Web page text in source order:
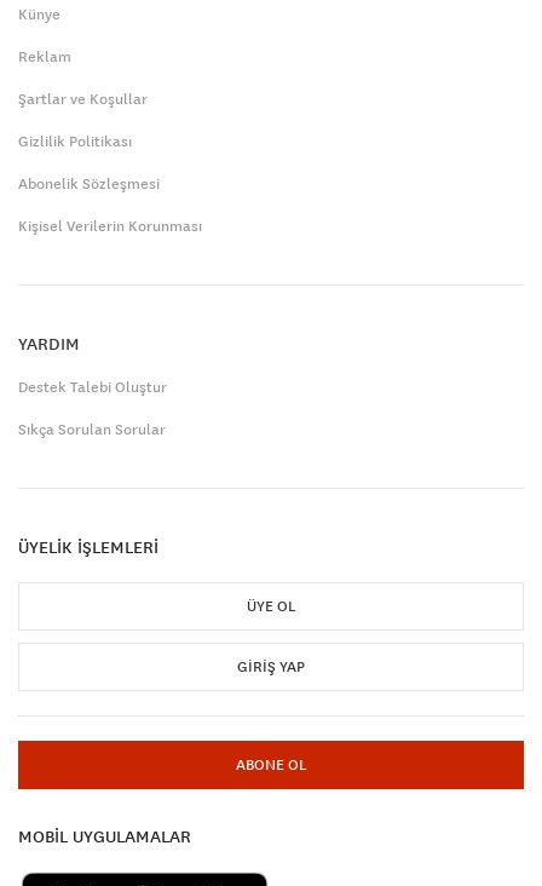
Künye
Reklam
Şartlar ve Koşullar
Gizlilik Politikası
Abonelik Sözleşmesi
Kişisel Verilerin Korunması
YARDIM
Destek Talebi Oluştur
Sıkça Sorulan Sorular
ÜYELİK İŞLEMLERİ
ÜYE OL
GIRIŞ YAP
ABONE OL
MOBİL UYGULAMALAR